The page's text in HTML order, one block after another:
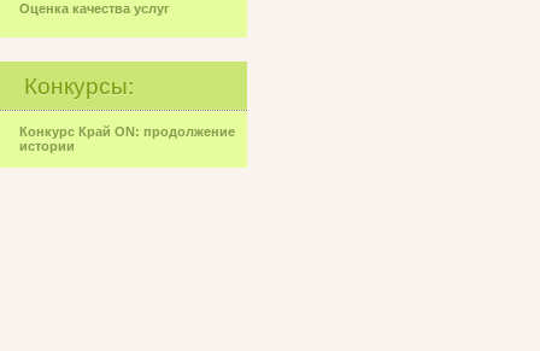
Оценка качества услуг
Конкурсы:
Конкурс Край ON: продолжение
истории